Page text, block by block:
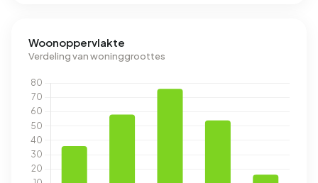
Woonoppervlakte
Verdeling van woninggroottes